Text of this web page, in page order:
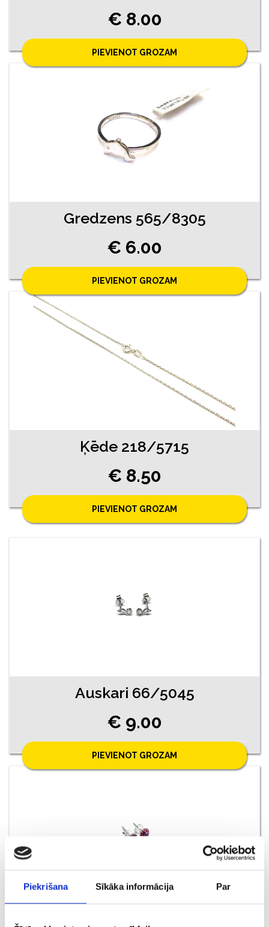
Piekrišana Sīkāka informācija Par
€ 8.00
PIEVIENOT GROZAM
Gredzens 565/8305
€ 6.00
PIEVIENOT GROZAM
Ķēde 218/5715
€ 8.50
PIEVIENOT GROZAM
Auskari 66/5045
€ 9.00
PIEVIENOT GROZAM
Auskari 59/5045